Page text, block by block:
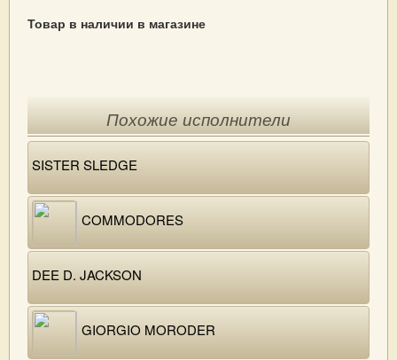
Товар в наличии в магазине
Похожие исполнители
SISTER SLEDGE
COMMODORES
DEE D. JACKSON
GIORGIO MORODER